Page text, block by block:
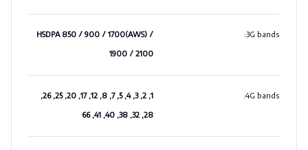
3G bands
:
HSDPA 850 / 900 / 1700(AWS) /
1900 / 2100
4G bands
:
1, 2, 3, 4, 5, 7, 8, 12, 17, 20, 25, 26,
28, 32, 38, 40, 41, 66